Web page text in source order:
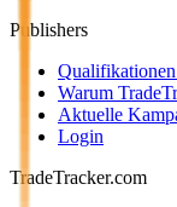
Publishers
Qualifikationen
Warum
Aktuelle
Login
TradeTracker.com